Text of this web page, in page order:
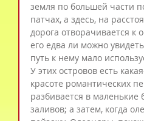
земля по большей части
патчах, а здесь, на
дорога отворачивается к
его едва ли можно
путь к нему мало
У этих островов есть
красоте романтических
разбивается в
заливов; а затем, когда